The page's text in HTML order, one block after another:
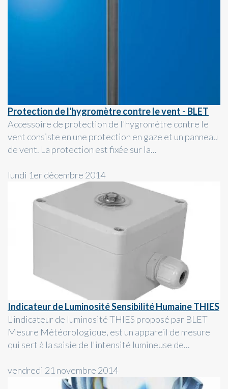
Protection de l'hygromètre contre le vent - BLET
Accessoire de protection de l'hygromètre contre le
vent consiste en une protection en gaze et un panneau
de vent. La protection est fixée sur la...
lundi 1er décembre 2014
Indicateur de Luminosité Sensibilité Humaine THIES
L'indicateur de luminosité THIES proposé par BLET
Mesure Météorologique, est un appareil de mesure
qui sert à la saisie de l'intensité lumineuse de...
vendredi 21 novembre 2014